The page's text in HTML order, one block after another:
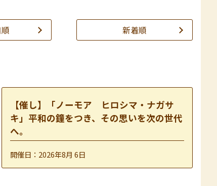
新着順
【催し】「ノーモア ヒロシマ・ナガサ
キ」平和の鐘をつき、その思いを次の世代
へ。
開催日：2026年8月 6日